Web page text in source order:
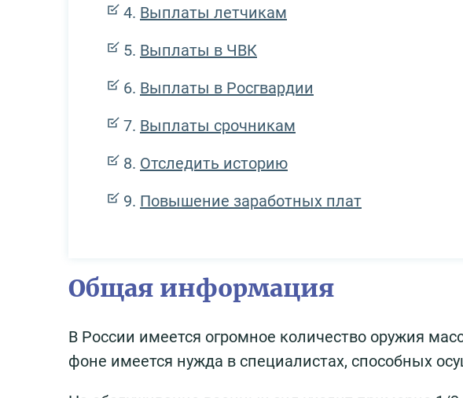
Выплаты летчикам
Выплаты в ЧВК
Выплаты в Росгвардии
Выплаты срочникам
Отследить историю
Повышение заработных плат
Общая информация
В России имеется огромное количество оружия
фоне имеется нужда в специалистах, способных